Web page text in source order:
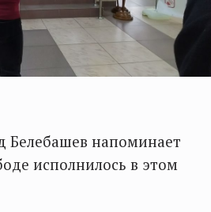
Белебашев напоминает
исполнилось в этом